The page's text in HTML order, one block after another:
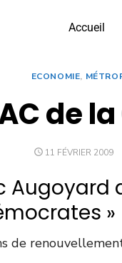
Accueil
ECONOMIE,
de
11 FÉVRIER 2009
Augoyard
»
de